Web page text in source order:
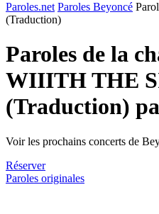
Paroles.net Paroles Beyoncé
(Traduction)
Paroles de la
WIIITH THE
(Traduction)
Voir les prochains concerts de
Réserver
Paroles originales